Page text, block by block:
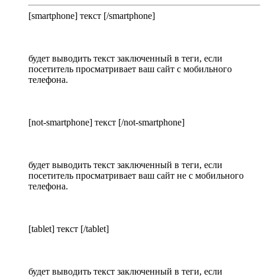
[smartphone] текст [/smartphone]
будет выводить текст заключенный в теги, если
посетитель просматривает ваш сайт с мобильного
телефона.
[not-smartphone] текст [/not-smartphone]
будет выводить текст заключенный в теги, если
посетитель просматривает ваш сайт не с мобильного
телефона.
[tablet] текст [/tablet]
будет выводить текст заключенный в теги, если